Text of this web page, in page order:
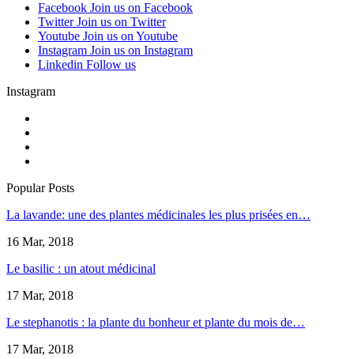
Facebook Join us on Facebook
Twitter Join us on Twitter
Youtube Join us on Youtube
Instagram Join us on Instagram
Linkedin Follow us
Instagram
Popular Posts
La lavande: une des plantes médicinales les plus prisées en…
16 Mar, 2018
Le basilic : un atout médicinal
17 Mar, 2018
Le stephanotis : la plante du bonheur et plante du mois de…
17 Mar, 2018